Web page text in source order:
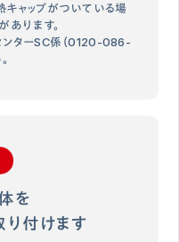
ャップがついている場
あります。
ンターSC係（0120-086-
を
り付けます